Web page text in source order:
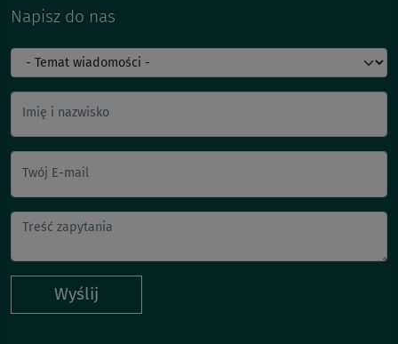
Napisz do nas
Imię i nazwisko
Twój E-mail
Wyślij